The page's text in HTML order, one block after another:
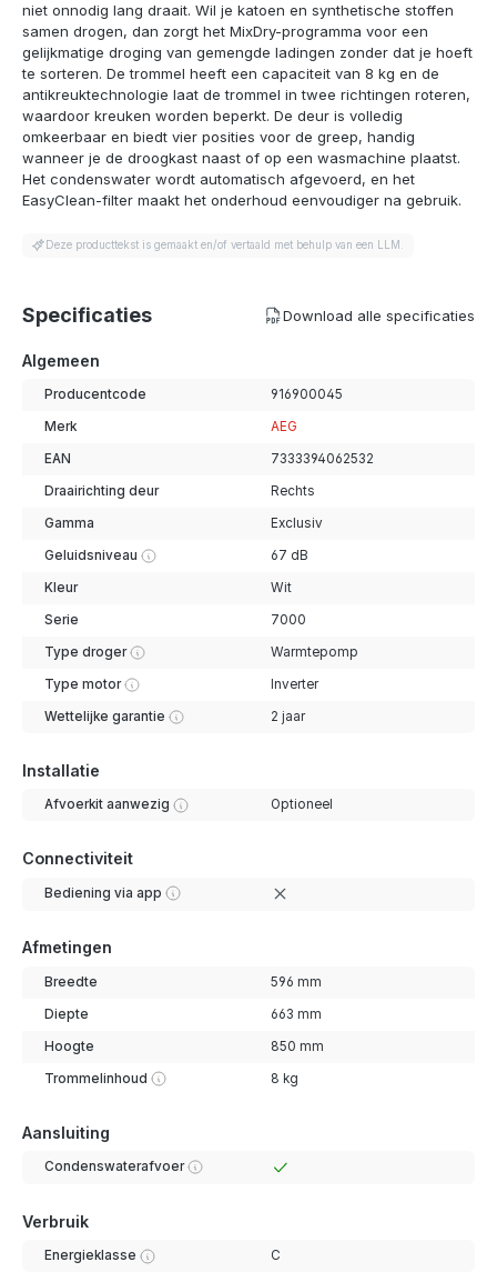
niet onnodig lang draait. Wil je katoen en synthetische stoffen
samen drogen, dan zorgt het MixDry-programma voor een
gelijkmatige droging van gemengde ladingen zonder dat je hoeft
te sorteren. De trommel heeft een capaciteit van 8 kg en de
antikreuktechnologie laat de trommel in twee richtingen roteren,
waardoor kreuken worden beperkt. De deur is volledig
omkeerbaar en biedt vier posities voor de greep, handig
wanneer je de droogkast naast of op een wasmachine plaatst.
Het condenswater wordt automatisch afgevoerd, en het
EasyClean-filter maakt het onderhoud eenvoudiger na gebruik.
Deze producttekst is gemaakt en/of vertaald met behulp van een LLM.
Specificaties Download alle specificaties
Algemeen
Producentcode 916900045
Merk AEG
EAN 7333394062532
Draairichting deur Rechts
Gamma Exclusiv
Geluidsniveau 67 dB
Kleur Wit
Serie 7000
Type droger Warmtepomp
Type motor Inverter
Wettelijke garantie 2 jaar
Installatie
Afvoerkit aanwezig Optioneel
Connectiviteit
Bediening via app
Afmetingen
Breedte 596 mm
Diepte 663 mm
Hoogte 850 mm
Trommelinhoud 8 kg
Aansluiting
Condenswaterafvoer
Verbruik
Energieklasse C